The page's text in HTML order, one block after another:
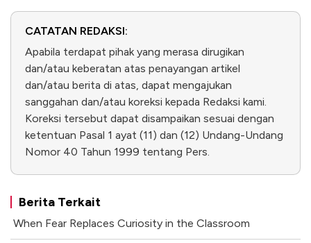
CATATAN REDAKSI:
Apabila terdapat pihak yang merasa dirugikan
dan/atau keberatan atas penayangan artikel
dan/atau berita di atas, dapat mengajukan
sanggahan dan/atau koreksi kepada Redaksi kami.
Koreksi tersebut dapat disampaikan sesuai dengan
ketentuan Pasal 1 ayat (11) dan (12) Undang-Undang
Nomor 40 Tahun 1999 tentang Pers.
Berita Terkait
When Fear Replaces Curiosity in the Classroom